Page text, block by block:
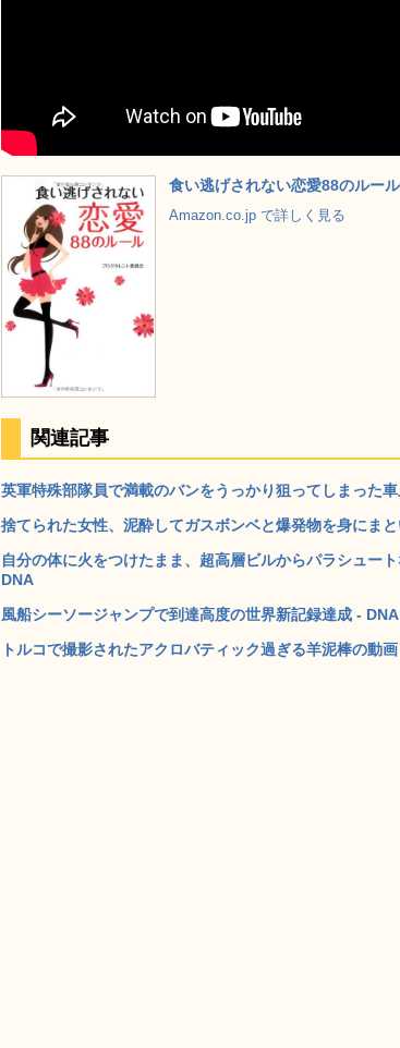
食い逃げされない恋愛88のルール
Amazon.co.jp で詳しく見る
関連記事
英軍特殊部隊員で満載のバンをうっかり狙ってしまった
捨てられた女性、泥酔してガスボンベと爆発物を身にま
自分の体に火をつけたまま、超高層ビルからパラシュー
DNA
風船シーソージャンプで到達高度の世界新記録達成 - DNA
トルコで撮影されたアクロバティック過ぎる羊泥棒の動